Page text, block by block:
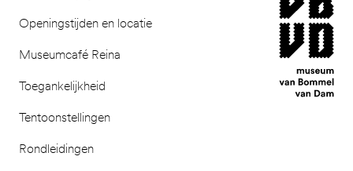
Openingstijden en locatie
Museumcafé Reina
Toegankelijkheid
Tentoonstellingen
Rondleidingen